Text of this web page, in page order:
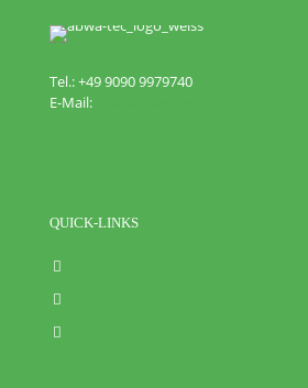
Tel.: +49 9090 9979740
E-Mail:
QUICK-LINKS